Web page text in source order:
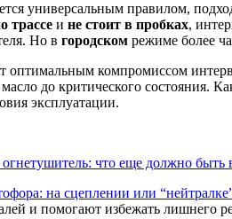
универсальным правилом,
трассе и не стоит в пробках,
Но в городском режиме более
компромиссом
до критического состояния.
эксплуатации.
что еще должно быть
на сцеплении или
и помогают избежать лишнего